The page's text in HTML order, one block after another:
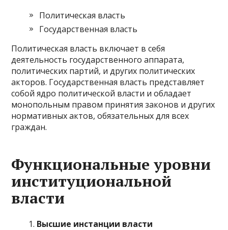
Политическая власть
Государственная власть
Политическая власть включает в себя
деятельность государственного аппарата,
политических партий, и других политических
акторов. Государственная власть представляет
собой ядро политической власти и обладает
монопольным правом принятия законов и других
нормативных актов, обязательных для всех
граждан.
Функциональные уровни
институциональной
власти
Высшие инстанции власти